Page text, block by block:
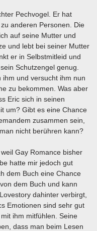
Pechvogel. Er hat
anderen Personen. Die
auf seine Mutter und
und lebt bei seiner Mutter
er in Selbstmitleid und
Schutzengel genug.
und versucht ihm nun
zu bekommen. Was aber
Eric sich in seinen
um? Gibt es eine Chance
zusammen sein,
nicht berühren kann?
Gay Romance bisher
hatte mir jedoch gut
dem Buch eine Chance
dem Buch und kann
dahinter verbirgt,
Emotionen sind sehr gut
ihm mitfühlen. Seine
dass man beim Lesen